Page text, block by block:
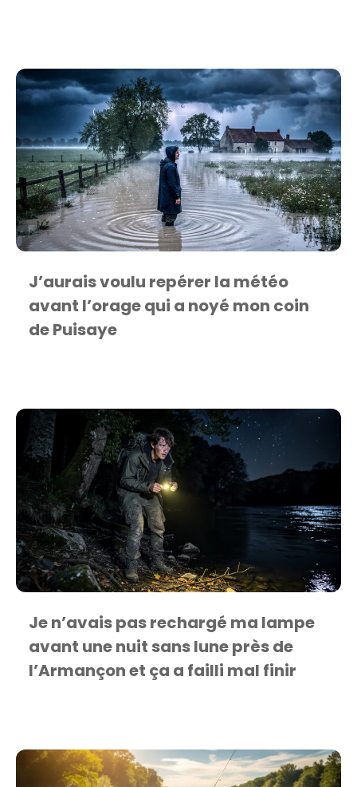
J’aurais voulu repérer la météo
avant l’orage qui a noyé mon coin
de Puisaye
Je n’avais pas rechargé ma lampe
avant une nuit sans lune près de
l’Armançon et ça a failli mal finir